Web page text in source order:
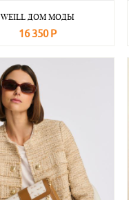
WEILL ДОМ МОДЫ
16 350 Р